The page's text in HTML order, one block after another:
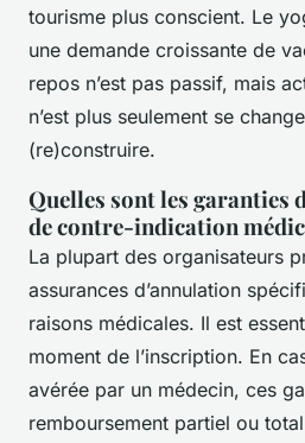
tourisme plus conscient. Le
une demande croissante de
repos n’est pas passif, mais
n’est plus seulement se
(re)construire.
Quelles sont les garanties
de contre-indication
La plupart des organisateurs
assurances d’annulation
raisons médicales. Il est
moment de l’inscription. En
avérée par un médecin, ces
remboursement partiel ou